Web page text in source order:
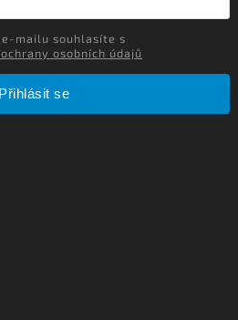
osobních údajů
Přihlásit se